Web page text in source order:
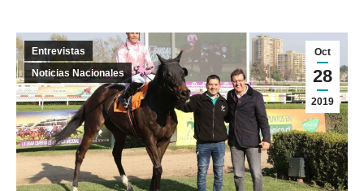
Oct
28
2019
Entrevistas
Noticias Nacionales